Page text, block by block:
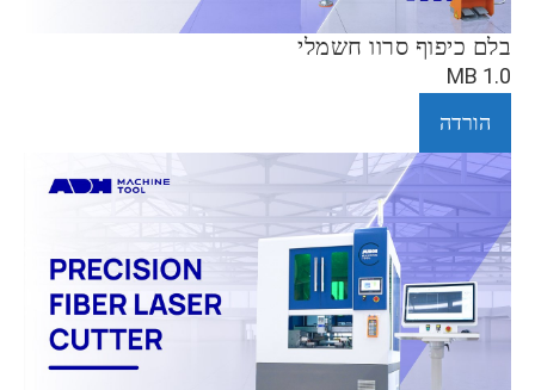
בלם כיפוף סרוו חשמלי
1.0 MB
הורדה